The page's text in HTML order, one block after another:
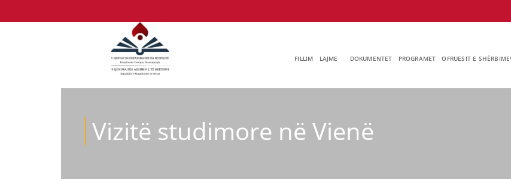
FILLIM LAJME DOKUMENTET PROGRAMET OFRUESIT E
Vizitë studimore në Vienë